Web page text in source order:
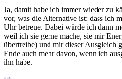
Ja, damit habe ich immer wieder zu
vor, was die Alternative ist: dass ich
Uhr betreue. Dabei würde ich dann
weil ich sie gerne mache, sie mir
übertreibe) und mir dieser Ausgleich
Ende auch mehr davon, wenn ich
ihn habe.